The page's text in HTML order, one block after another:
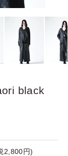
black
2,800円)